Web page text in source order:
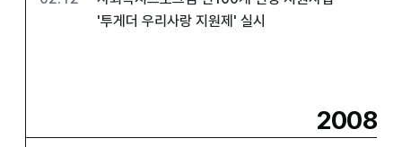
'투게더 우리사랑 지원제' 실시
2008